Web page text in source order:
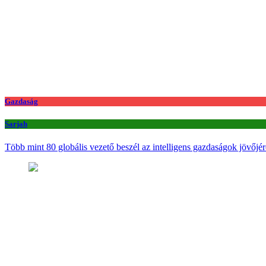
Gazdaság
Sarjah
Több mint 80 globális vezető beszél az intelligens gazdaságok